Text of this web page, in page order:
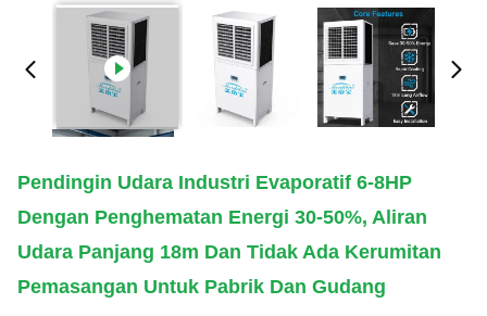
Pendingin Udara Industri Evaporatif 6-8HP
Dengan Penghematan Energi 30-50%, Aliran
Udara Panjang 18m Dan Tidak Ada Kerumitan
Pemasangan Untuk Pabrik Dan Gudang